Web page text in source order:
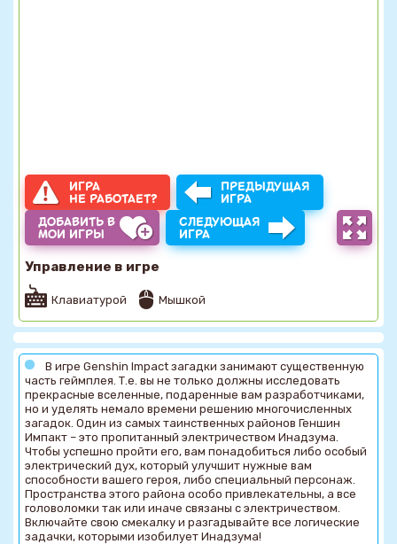
ИГРА
НЕ РАБОТАЕТ?
ПРЕДЫДУЩАЯ
ИГРА
ДОБАВИТЬ В
МОИ ИГРЫ
СЛЕДУЮЩАЯ
ИГРА
Управление в игре
Клавиатурой Мышкой
В игре Genshin Impact загадки занимают существенную
часть геймплея. Т.е. вы не только должны исследовать
прекрасные вселенные, подаренные вам разработчиками,
но и уделять немало времени решению многочисленных
загадок. Один из самых таинственных районов Геншин
Импакт – это пропитанный электричеством Инадзума.
Чтобы успешно пройти его, вам понадобиться либо особый
электрический дух, который улучшит нужные вам
способности вашего героя, либо специальный персонаж.
Пространства этого района особо привлекательны, а все
головоломки так или иначе связаны с электричеством.
Включайте свою смекалку и разгадывайте все логические
задачки, которыми изобилует Инадзума!